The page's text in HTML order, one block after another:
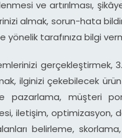
ve artırılması,
almak, sorun-hata
tarafınıza bilgi
gerçekleştirmek,
ilginizi çekebilecek
ve pazarlama, müşteri
iletişim, optimizasyon,
belirleme,